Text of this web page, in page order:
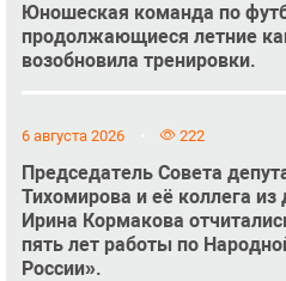
Юношеская команда по
продолжающиеся летние
возобновила тренировки.
6 августа 2026 222
Председатель Совета
Тихомирова и её коллега из
Ирина Кормакова
пять лет работы по
России».